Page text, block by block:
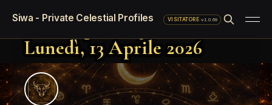
Siwa - Private Celestial Profiles VISITATORE·v1.0.69
Oroscopo del giorno
Lunedì, 13 Aprile 2026